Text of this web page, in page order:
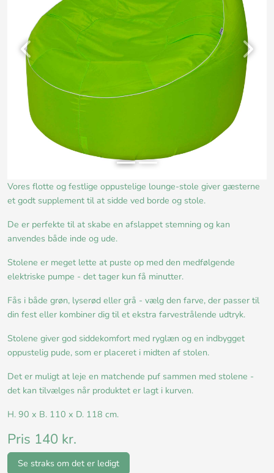
Previous Next
Vores flotte og festlige oppustelige lounge-stole giver gæsterne
et godt supplement til at sidde ved borde og stole.
De er perfekte til at skabe en afslappet stemning og kan
anvendes både inde og ude.
Stolene er meget lette at puste op med den medfølgende
elektriske pumpe - det tager kun få minutter.
Fås i både grøn, lyserød eller grå - vælg den farve, der passer til
din fest eller kombiner dig til et ekstra farvestrålende udtryk.
Stolene giver god siddekomfort med ryglæn og en indbygget
oppustelig pude, som er placeret i midten af stolen.
Det er muligt at leje en matchende puf sammen med stolene -
det kan tilvælges når produktet er lagt i kurven.
H. 90 x B. 110 x D. 118 cm.
Pris 140 kr.
Se straks om det er ledigt